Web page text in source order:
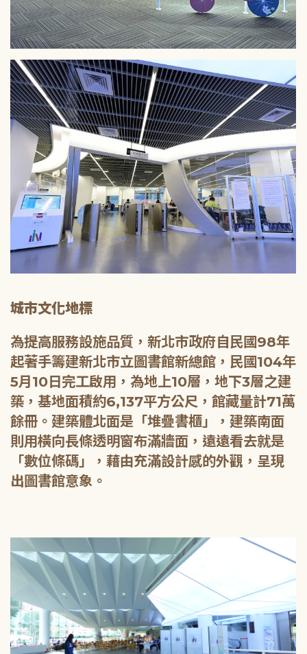
城市文化地標
為提高服務設施品質，新北市政府自民國98年
起著手籌建新北市立圖書館新總館，民國104年
5月10日完工啟用，為地上10層，地下3層之建
築，基地面積約6,137平方公尺，館藏量計71萬
餘冊。建築體北面是「堆疊書櫃」，建築南面
則用橫向長條透明窗布滿牆面，遠遠看去就是
「數位條碼」，藉由充滿設計感的外觀，呈現
出圖書館意象。